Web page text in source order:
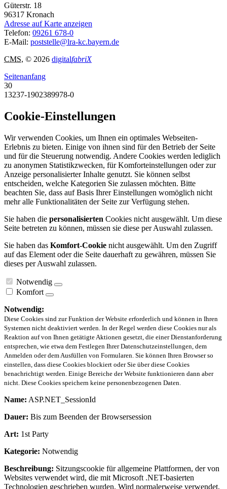
Güterstr. 18
96317 Kronach
Adresse auf Karte anzeigen
Telefon: 09261 678-0
E-Mail: poststelle@lra-kc.bayern.de
CMS, © 2026 digitalfabriX
Seitenanfang
30
13237-1902389978-0
Cookie-Einstellungen
Wir verwenden Cookies, um Ihnen ein optimales Webseiten-
Erlebnis zu bieten. Einige von ihnen sind für den Betrieb der Seite
und für die Steuerung notwendig. Andere Cookies werden lediglich
zu anonymen Statistikzwecken, für Komforteinstellungen oder zur
Anzeige personalisierter Inhalte genutzt. Sie können selbst
entscheiden, welche Kategorien Sie zulassen möchten. Bitte
beachten Sie, dass auf Basis Ihrer Einstellungen womöglich nicht
mehr alle Funktionalitäten der Seite zur Verfügung stehen.
Sie haben die personalisierten Cookies nicht ausgewählt. Um diese
Seite betreten zu können, müssen sie diese per Auswahl zulassen.
Sie haben das Komfort-Cookie nicht ausgewählt. Um den Zugriff
auf das Element oder die Seite dauerhaft zu gewähren, müssen Sie
dieses per Auswahl zulassen.
Notwendig
Komfort
Notwendig:
Diese Cookies sind zur Funktion der Website erforderlich und können in Ihren
Systemen nicht deaktiviert werden. In der Regel werden diese Cookies nur als
Reaktion auf von Ihnen getätigte Aktionen gesetzt, die einer Dienstanforderung
entsprechen, wie etwa dem Festlegen Ihrer Datenschutzeinstellungen, dem
Anmelden oder dem Ausfüllen von Formularen. Sie können Ihren Browser so
einstellen, dass diese Cookies blockiert oder Sie über diese Cookies
benachrichtigt werden. Einige Bereiche der Website funktionieren dann aber
nicht. Diese Cookies speichern keine personenbezogenen Daten.
Name: ASP.NET_SessionId
Dauer: Bis zum Beenden der Browsersession
Art: 1st Party
Kategorie: Notwendig
Beschreibung: Sitzungscookie für allgemeine Plattformen, der von
Websites verwendet wird, die mit Microsoft .NET-basierten
Technologien geschrieben wurden. Wird normalerweise verwendet,